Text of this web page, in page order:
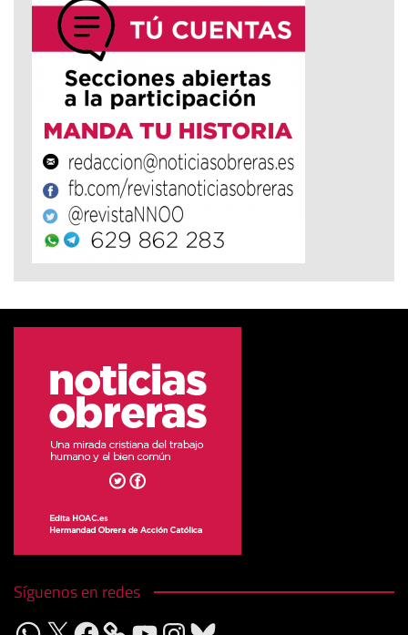
Síguenos en redes
WhatsApp
X Facebook YouTubeInstagram
Bluesky